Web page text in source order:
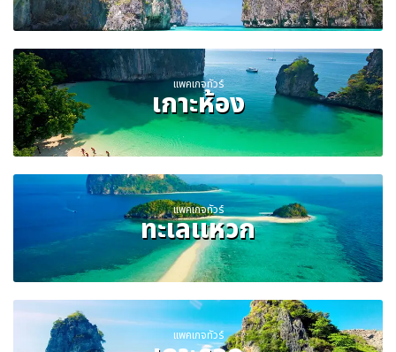
แพคเกจทัวร์
เกาะห้อง
แพคเกจทัวร์
ทะเลแหวก
แพคเกจทัวร์